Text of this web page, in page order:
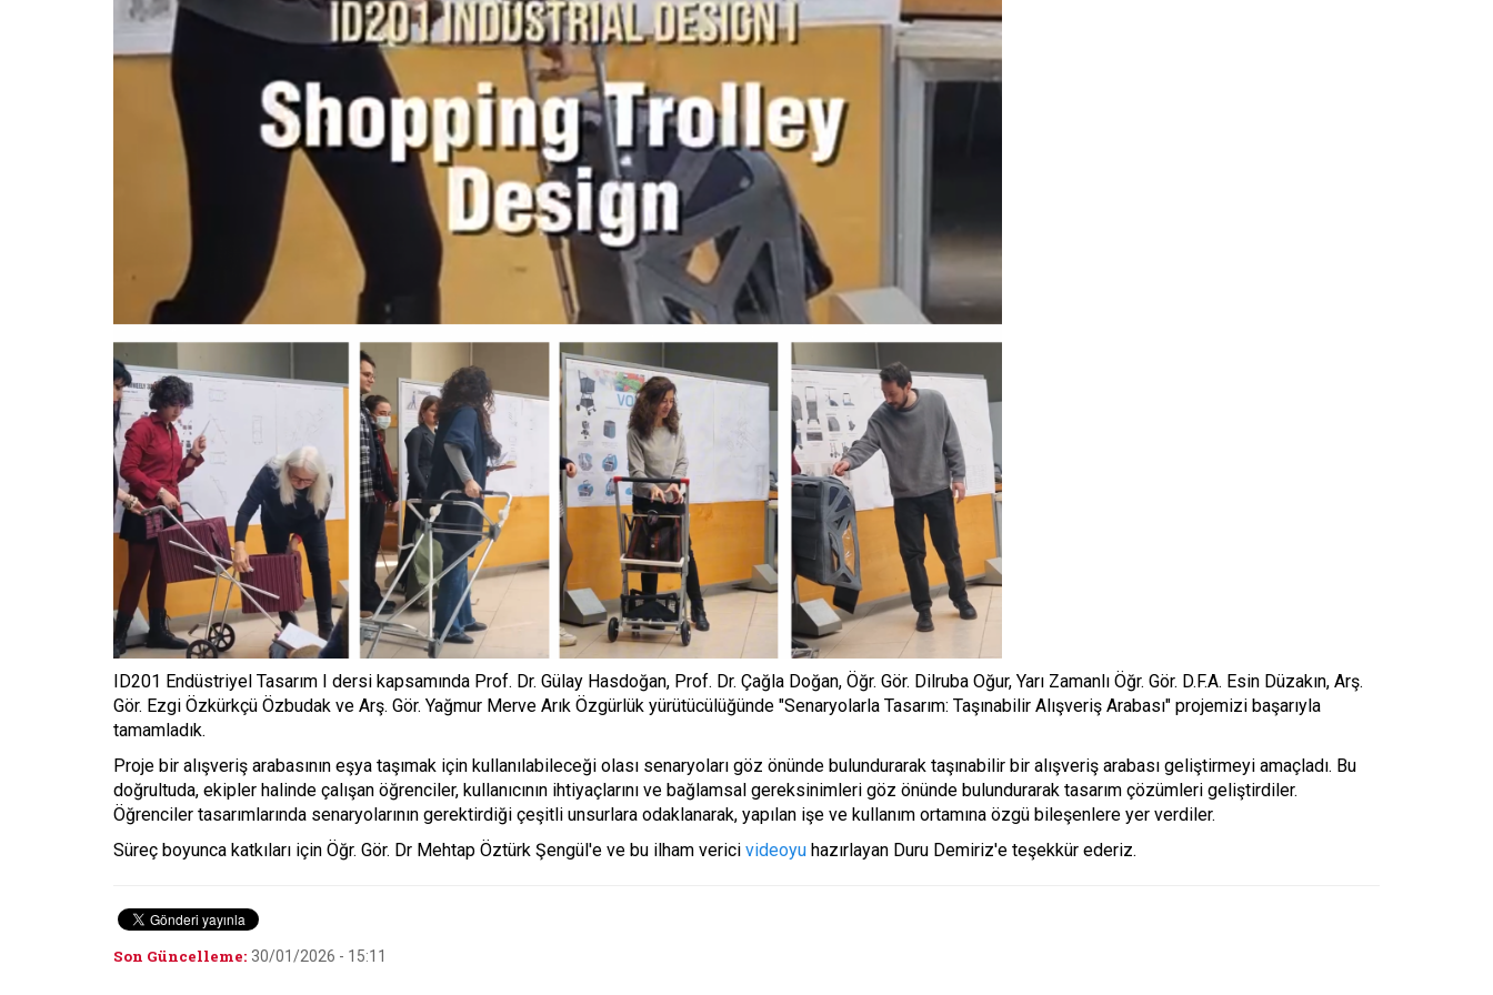
ID201 Endüstriyel Tasarım I dersi kapsamında Prof. Dr. Gülay Hasdoğan, Prof. Dr. Çağla Doğan, Öğr. Gör. Dilruba Oğur, Yarı Zamanlı Öğr. Gör. D.F.A. Esin Düzakın, Arş.
Gör. Ezgi Özkürkçü Özbudak ve Arş. Gör. Yağmur Merve Arık Özgürlük yürütücülüğünde "Senaryolarla Tasarım: Taşınabilir Alışveriş Arabası" projemizi başarıyla
tamamladık.
Proje bir alışveriş arabasının eşya taşımak için kullanılabileceği olası senaryoları göz önünde bulundurarak taşınabilir bir alışveriş arabası geliştirmeyi amaçladı. Bu
doğrultuda, ekipler halinde çalışan öğrenciler, kullanıcının ihtiyaçlarını ve bağlamsal gereksinimleri göz önünde bulundurarak tasarım çözümleri geliştirdiler.
Öğrenciler tasarımlarında senaryolarının gerektirdiği çeşitli unsurlara odaklanarak, yapılan işe ve kullanım ortamına özgü bileşenlere yer verdiler.
Süreç boyunca katkıları için Öğr. Gör. Dr Mehtap Öztürk Şengül'e ve bu ilham verici videoyu hazırlayan Duru Demiriz'e teşekkür ederiz.
Son Güncelleme: 30/01/2026 - 15:11